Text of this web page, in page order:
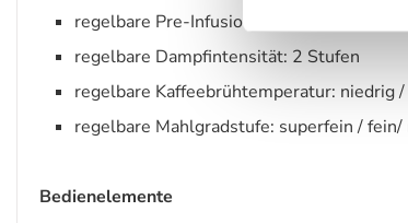
regelbare Pre-Infusionsprofile: kurz /
regelbare Dampfintensität: 2 Stufen
regelbare Kaffeebrühtemperatur: niedrig
regelbare Mahlgradstufe: superfein /
Bedienelemente